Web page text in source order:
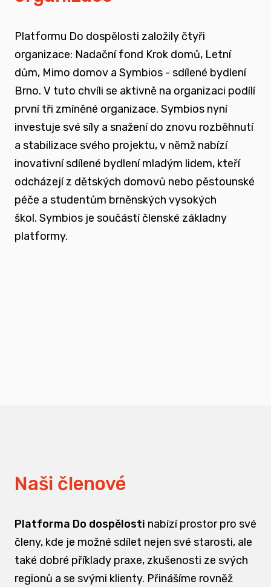
zapojovat se do advokační činnosti, která
souvisí i se změnou legislativy a systému
jako takového
nést a podporovat sílu hlasu těch, kteří
vyrůstali mimo své biologické rodiny
rozvíjet dialog a vést kontruktivní debaty
spojené se změnou systému péče o
podporovat vzdělání a osvětu nejen u
Platformu Do dospělosti založily čtyři
organizace: Nadační fond Krok domů, Letní
dům, Mimo domov a Symbios - sdílené bydlení
Brno. V tuto chvíli se aktivně na organizaci podílí
první tři zmíněné organizace. Symbios nyní
investuje své síly a snažení do znovu rozběhnutí
a stabilizace svého projektu, v němž nabízí
inovativní sdílené bydlení mladým lidem, kteří
odcházejí z dětských domovů nebo pěstounské
péče a studentům brněnských vysokých
škol. Symbios je součástí členské základny
platformy.
Naši členové
Platforma Do dospělosti nabízí prostor pro své
členy, kde je možné sdílet nejen své starosti, ale
také dobré příklady praxe, zkušenosti ze svých
regionů a se svými klienty. Přinášíme rovněž